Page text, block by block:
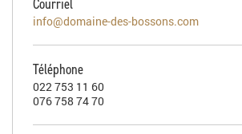
info@domaine-des-bossons.com
Téléphone
022 753 11 60
076 758 74 70